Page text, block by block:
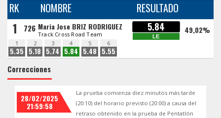
RK NOMBRE RESULTADO
1 726 Maria Jose BRIZ RODRIGUEZ
Track Cross Road Team
5.84
LE
49,02%
1
5.35
2
5.18
3
5.74
4
5.84
5
5.48
6
5.55
Correcciones
28/02/2025
21:59:58
La prueba comienza diez minutos más tarde
(20:10) del horario previsto (20:00) a causa del
retraso obtenido en la prueba de Pentatlón